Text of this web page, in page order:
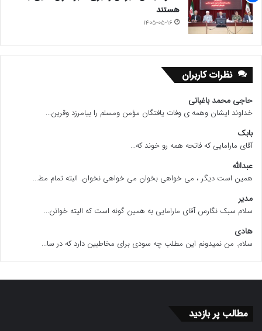
هستند
۱۴۰۵-۰۵-۱۶
نظرات کاربران
حاجی محمد باغبانی
خداوند ایشان وهمه ی وفات یافتگان مؤمن ومسلم را بیامرزد وقرین...
بابک
آقای مارامایی که فاتحه همه رو خوند که...
عبدالله
همین است دیگر ، می خواهی بخوان می خواهی نخوان. البته تمام مط...
مدیر
سلام سبک نگارس آقای مارامایی به همین گونه است که الیته خوانن...
هادی
سلام. من نمیدونم این مطلب چه سودی برای مخاطبین دارد که در سا...
مطالب پر بازدید